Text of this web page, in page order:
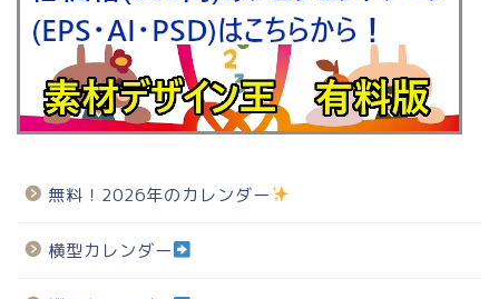
無料！2026年のカレンダー
横型カレンダー